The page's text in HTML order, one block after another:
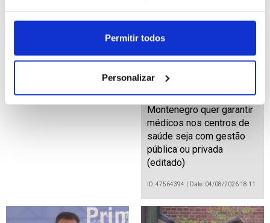
Permitir todos
Personalizar
Montenegro quer garantir
médicos nos centros de
saúde seja com gestão
pública ou privada
(editado)
ID: 47564394 Date: 04/08/2026 18:11